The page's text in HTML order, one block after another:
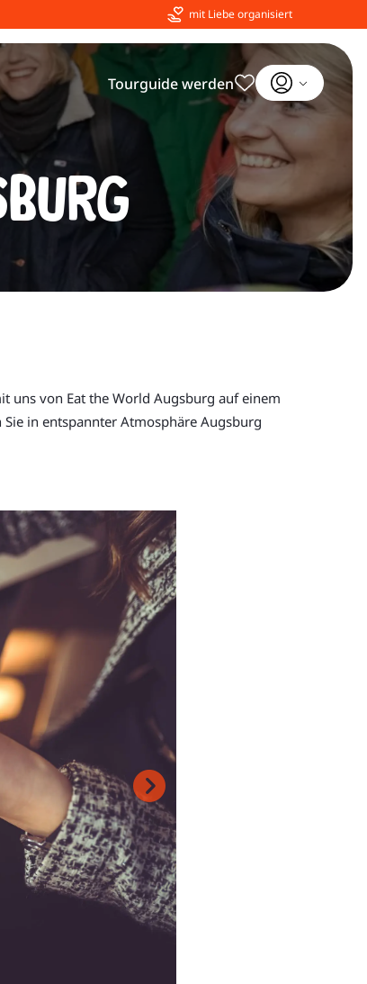
mit Liebe organisiert
Tourguide werden
uns von Eat the World Augsburg auf einem
in entspannter Atmosphäre Augsburg